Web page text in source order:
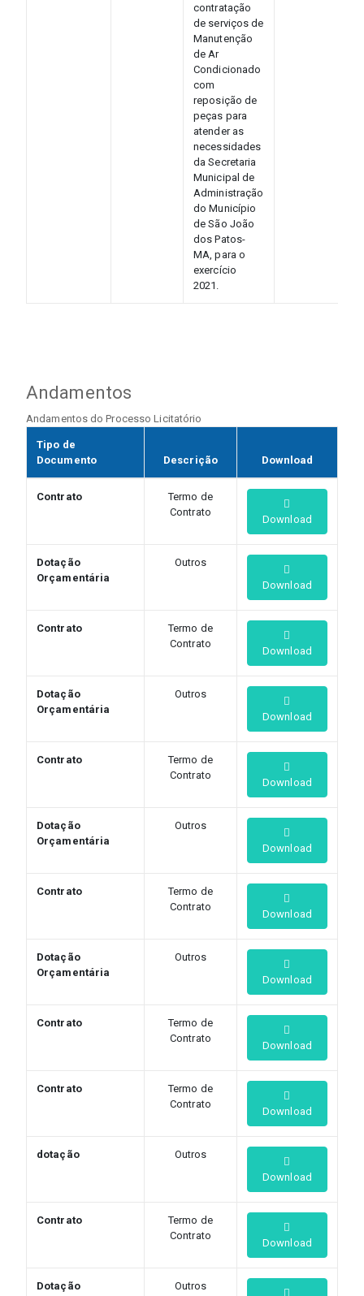
contratação
de serviços de
Manutenção
de Ar
Condicionado
com
reposição de
peças para
atender as
necessidades
da Secretaria
Municipal de
Administração
do Município
de São João
dos Patos-
MA, para o
exercício
2021.
Andamentos
Andamentos do Processo Licitatório
Tipo de
Documento
Descrição Download
Contrato
Termo de
Contrato
Download
Dotação
Orçamentária
Outros
Download
Contrato
Termo de
Contrato
Download
Dotação
Orçamentária
Outros
Download
Contrato
Termo de
Contrato
Download
Dotação
Orçamentária
Outros
Download
Contrato
Termo de
Contrato
Download
Dotação
Orçamentária
Outros
Download
Contrato
Termo de
Contrato
Download
Contrato
Termo de
Contrato
Download
dotação
Outros
Download
Contrato
Termo de
Contrato
Download
Dotação
Outros